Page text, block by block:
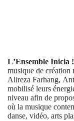
L’Ensemble Inicia !
musique de création
Alireza Farhang,
mobilisé leurs
niveau afin de
où la musique
danse, vidéo, arts